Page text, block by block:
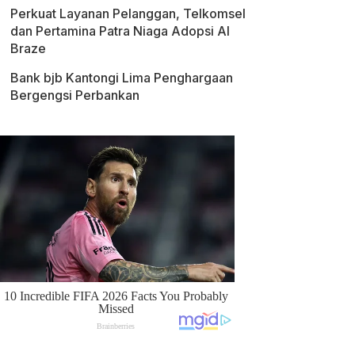
Perkuat Layanan Pelanggan, Telkomsel
dan Pertamina Patra Niaga Adopsi AI
Braze
Bank bjb Kantongi Lima Penghargaan
Bergengsi Perbankan